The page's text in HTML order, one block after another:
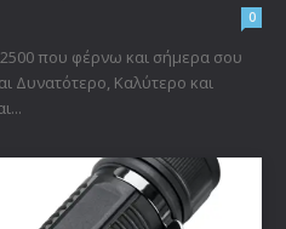
0
που φέρνω και σήμερα σου
Δυνατότερο, Καλύτερο και